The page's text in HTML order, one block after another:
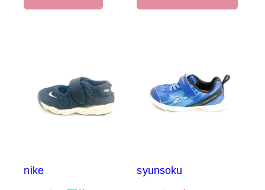
nike
syunsoku